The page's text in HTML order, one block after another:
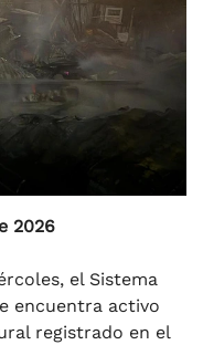
2026
el Sistema
encuentra activo
registrado en el